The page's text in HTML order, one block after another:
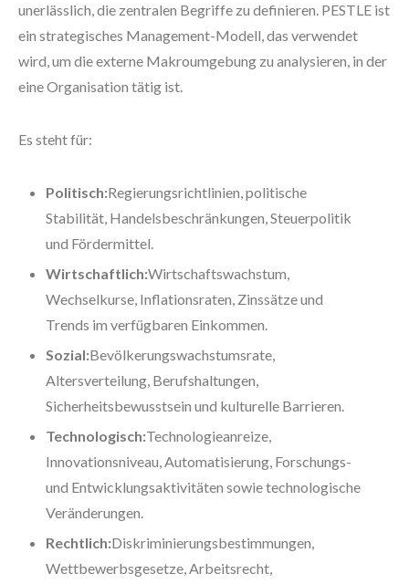
unerlässlich, die zentralen Begriffe zu definieren. PESTLE ist
ein strategisches Management-Modell, das verwendet
wird, um die externe Makroumgebung zu analysieren, in der
eine Organisation tätig ist.
Es steht für:
Politisch:Regierungsrichtlinien, politische
Stabilität, Handelsbeschränkungen, Steuerpolitik
und Fördermittel.
Wirtschaftlich:Wirtschaftswachstum,
Wechselkurse, Inflationsraten, Zinssätze und
Trends im verfügbaren Einkommen.
Sozial:Bevölkerungswachstumsrate,
Altersverteilung, Berufshaltungen,
Sicherheitsbewusstsein und kulturelle Barrieren.
Technologisch:Technologieanreize,
Innovationsniveau, Automatisierung, Forschungs-
und Entwicklungsaktivitäten sowie technologische
Veränderungen.
Rechtlich:Diskriminierungsbestimmungen,
Wettbewerbsgesetze, Arbeitsrecht,